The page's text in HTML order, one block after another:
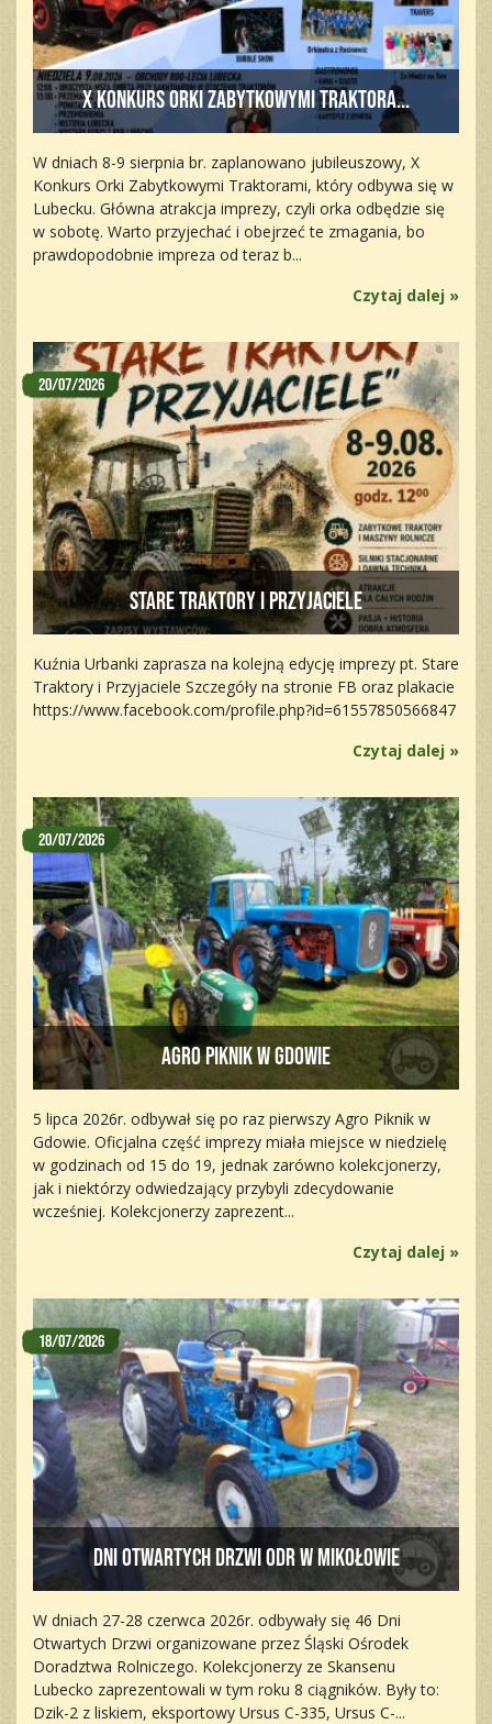
X Konkurs Orki Zabytkowymi Traktora...
W dniach 8-9 sierpnia br. zaplanowano jubileuszowy, X
Konkurs Orki Zabytkowymi Traktorami, który odbywa się w
Lubecku. Główna atrakcja imprezy, czyli orka odbędzie się
w sobotę. Warto przyjechać i obejrzeć te zmagania, bo
prawdopodobnie impreza od teraz b...
Czytaj dalej »
Stare traktory i przyjaciele
20/07/2026
Kuźnia Urbanki zaprasza na kolejną edycję imprezy pt. Stare
Traktory i Przyjaciele Szczegóły na stronie FB oraz plakacie
https://www.facebook.com/profile.php?id=61557850566847
Czytaj dalej »
Agro Piknik w Gdowie
20/07/2026
5 lipca 2026r. odbywał się po raz pierwszy Agro Piknik w
Gdowie. Oficjalna część imprezy miała miejsce w niedzielę
w godzinach od 15 do 19, jednak zarówno kolekcjonerzy,
jak i niektórzy odwiedzający przybyli zdecydowanie
wcześniej. Kolekcjonerzy zaprezent...
Czytaj dalej »
Dni otwartych Drzwi ODR w Mikołowie
18/07/2026
W dniach 27-28 czerwca 2026r. odbywały się 46 Dni
Otwartych Drzwi organizowane przez Śląski Ośrodek
Doradztwa Rolniczego. Kolekcjonerzy ze Skansenu
Lubecko zaprezentowali w tym roku 8 ciągników. Były to:
Dzik-2 z liskiem, eksportowy Ursus C-335, Ursus C-...